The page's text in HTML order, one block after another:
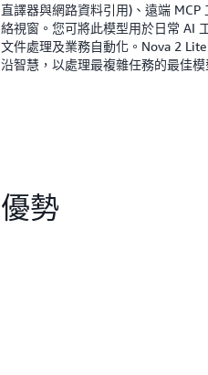
直譯器與網路資料引用)、遠端
絡視窗。您可將此模型用於日常 AI
文件處理及業務自動化。Nova 2
沿智慧，以處理最複雜任務的最佳模
優勢